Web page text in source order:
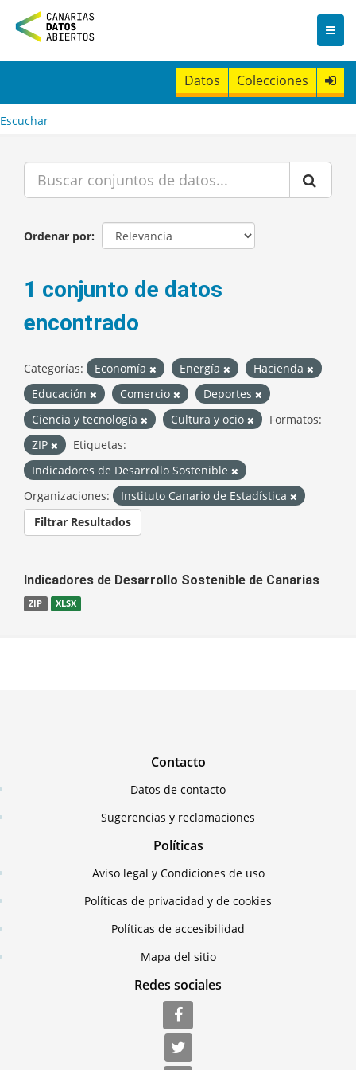
n
t
Datos Colecciones
Escuchar
Ordenar por
1 conjunto de datos
encontrado
Categorías: Economía Energía
Hacienda
Educación
Comercio
Deportes
Ciencia y tecnología
Cultura y ocio
Formatos:
ZIP
Etiquetas:
Indicadores de Desarrollo Sostenible
Organizaciones:
Instituto Canario de Estadística
Filtrar Resultados
Indicadores de Desarrollo Sostenible de Canarias
ZIP XLSX
Contacto
Datos de contacto
Sugerencias y reclamaciones
Políticas
Aviso legal y Condiciones de uso
Políticas de privacidad y de cookies
Políticas de accesibilidad
Mapa del sitio
Redes sociales